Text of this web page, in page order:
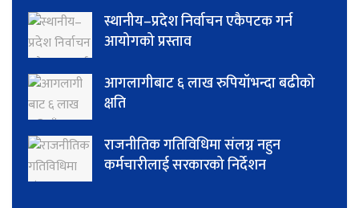
स्थानीय–प्रदेश निर्वाचन एकैपटक गर्न
आयोगको प्रस्ताव
आगलागीबाट ६ लाख रुपियाँभन्दा बढीको
क्षति
राजनीतिक गतिविधिमा संलग्न नहुन
कर्मचारीलाई सरकारको निर्देशन